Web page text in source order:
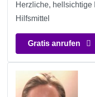
Herzliche, hellsichtige
Hilfsmittel
Gratis anrufen